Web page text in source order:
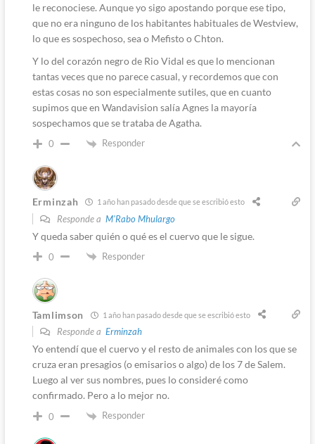
le reconociese. Aunque yo sigo apostando porque ese tipo,
que no era ninguno de los habitantes habituales de Westview,
lo que es sospechoso, sea o Mefisto o Chton.
Y lo del corazón negro de Rio Vidal es que lo mencionan
tantas veces que no parece casual, y recordemos que con
estas cosas no son especialmente sutiles, que en cuanto
supimos que en Wandavision salía Agnes la mayoría
sospechamos que se trataba de Agatha.
0 Responder
Erminzah 1 año han pasado desde que se escribió esto
Responde a M'Rabo Mhulargo
Y queda saber quién o qué es el cuervo que le sigue.
0 Responder
Tamlimson 1 año han pasado desde que se escribió esto
Responde a Erminzah
Yo entendí que el cuervo y el resto de animales con los que se
cruza eran presagios (o emisarios o algo) de los 7 de Salem.
Luego al ver sus nombres, pues lo consideré como
confirmado. Pero a lo mejor no.
0 Responder